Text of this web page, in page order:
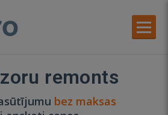
remonts
bez maksas